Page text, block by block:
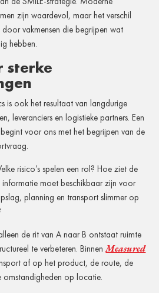
zijn waardevol, maar het verschil
vakmensen die begrijpen wat
hebben.
sterke
is ook het resultaat van langdurige
leveranciers en logistieke partners. Een
voor ons met het begrijpen van de
risico’s spelen een rol? Hoe ziet de
moet beschikbaar zijn voor
planning en transport slimmer op
de rit van A naar B ontstaat ruimte
te verbeteren. BinnenMeasured
af op het product, de route, de
omstandigheden op locatie.